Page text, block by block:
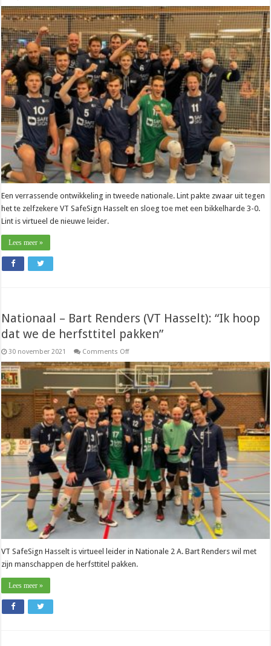
–
Benny
Maesen
(Hasselt):
“We
misten
set-
up
Niels
Vandenreyt”
Een verrassende ontwikkeling in tweede nationale. Lint pakte zwaar uit tegen
het te zelfzekere VT SafeSign Hasselt en sloeg toe met een bikkelharde 3-0.
Lint is virtueel de nieuwe leider.
Lees meer »
Nationaal – Bart Renders (VT Hasselt): “Ik hoop
dat we de herfsttitel pakken”
30 november 2021 Comments Offon
–
Bart
Renders
(VT
Hasselt):
“Ik
hoop
dat
we
de
herfsttitel
pakken”
VT SafeSign Hasselt is virtueel leider in Nationale 2 A. Bart Renders wil met
zijn manschappen de herfsttitel pakken.
Lees meer »